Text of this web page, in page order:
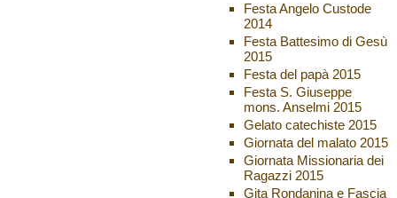
Festa Angelo Custode
2014
Festa Battesimo di Gesù
2015
Festa del papà 2015
Festa S. Giuseppe
mons. Anselmi 2015
Gelato catechiste 2015
Giornata del malato 2015
Giornata Missionaria dei
Ragazzi 2015
Gita Rondanina e Fascia